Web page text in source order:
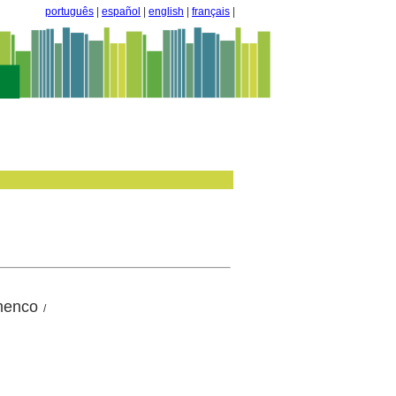
português español english français
/